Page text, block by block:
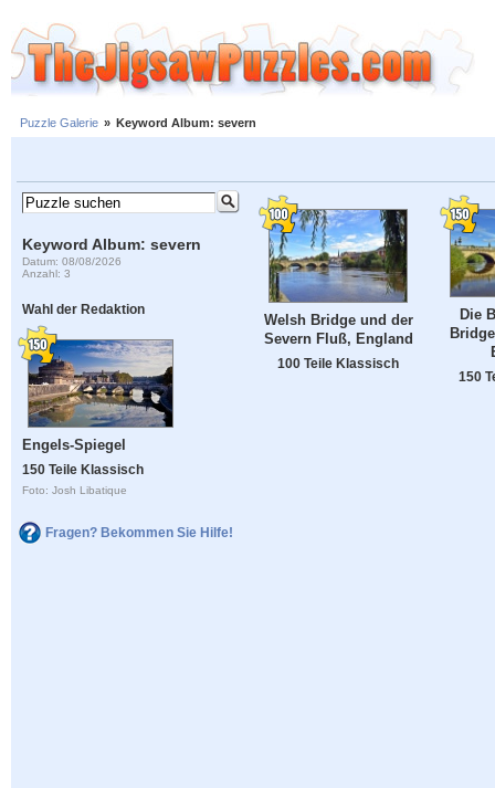
Puzzle Galerie » Keyword Album: severn
Keyword Album: severn
Datum: 08/08/2026
Anzahl: 3
Wahl der Redaktion
Engels-Spiegel
150 Teile Klassisch
Foto: Josh Libatique
Fragen? Bekommen Sie Hilfe!
Welsh Bridge und der
Severn Fluß, England
100 Teile Klassisch
Die
150